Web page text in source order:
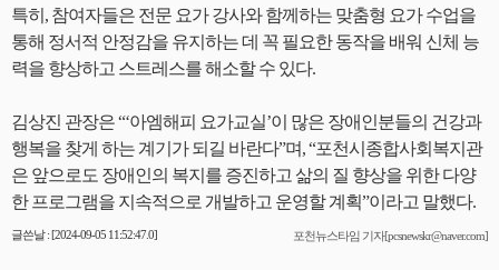
특히, 참여자들은 전문 요가 강사와 함께하는 맞춤형 요가 수업을
통해 정서적 안정감을 유지하는 데 꼭 필요한 동작을 배워 신체 능
력을 향상하고 스트레스를 해소할 수 있다.
김상진 관장은 “‘아엠해피 요가교실’이 많은 장애인분들의 건강과
행복을 찾게 하는 계기가 되길 바란다”며, “포천시종합사회복지관
은 앞으로도 장애인의 복지를 증진하고 삶의 질 향상을 위한 다양
한 프로그램을 지속적으로 개발하고 운영할 계획”이라고 말했다.
글쓴날 : [2024-09-05 11:52:47.0] 포천뉴스타임 기자[pcsnewskr@naver.com]